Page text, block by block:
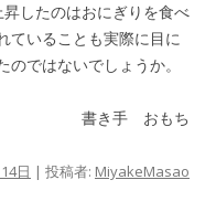
したのはおにぎりを食べ
ていることも実際に目に
ではないでしょうか。
書き手 おもち
日 | 投稿者: MiyakeMasao